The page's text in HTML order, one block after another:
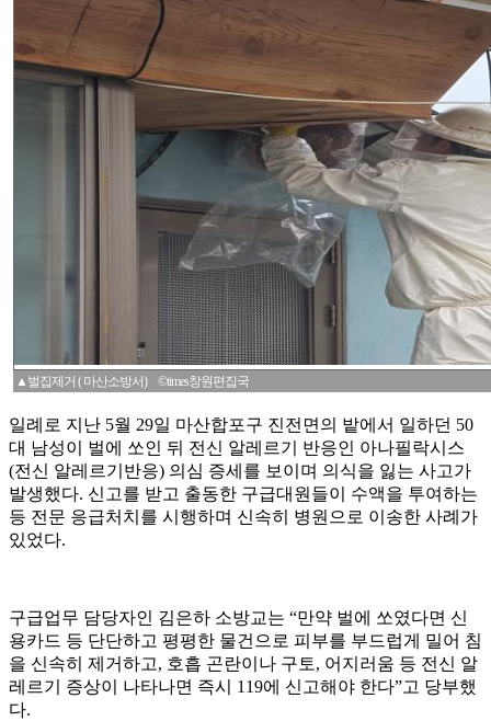
▲벌집제거 ( 마산소방서) ©times창원편집국
일례로 지난 5월 29일 마산합포구 진전면의 밭에서 일하던 50
대 남성이 벌에 쏘인 뒤 전신 알레르기 반응인 아나필락시스
(전신 알레르기반응) 의심 증세를 보이며 의식을 잃는 사고가
발생했다. 신고를 받고 출동한 구급대원들이 수액을 투여하는
등 전문 응급처치를 시행하며 신속히 병원으로 이송한 사례가
있었다.
구급업무 담당자인 김은하 소방교는 “만약 벌에 쏘였다면 신
용카드 등 단단하고 평평한 물건으로 피부를 부드럽게 밀어 침
을 신속히 제거하고, 호흡 곤란이나 구토, 어지러움 등 전신 알
레르기 증상이 나타나면 즉시 119에 신고해야 한다”고 당부했
다.